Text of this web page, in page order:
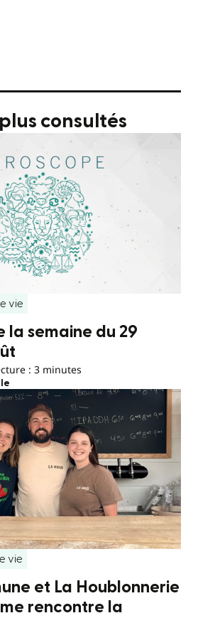
consultés
vie
la semaine du 29
: 3 minutes
vie
et La Houblonnerie
rencontre la